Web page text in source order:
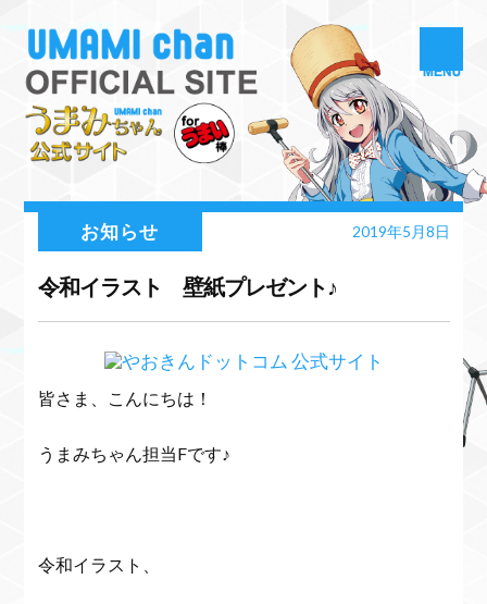
お知らせ 2019年5月8日
令和イラスト 壁紙プレゼント♪
皆さま、こんにちは！
うまみちゃん担当Fです♪
令和イラスト、